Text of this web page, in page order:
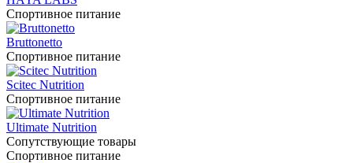
Спортивное питание
Bruttonetto
Спортивное питание
Scitec Nutrition
Спортивное питание
Ultimate Nutrition
Сопутствующие товары
Спортивное питание